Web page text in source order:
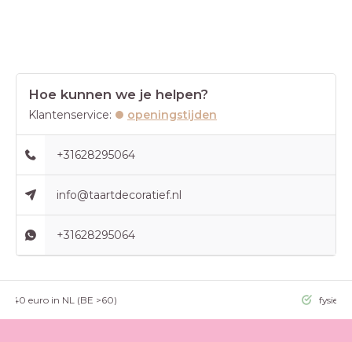
Hoe kunnen we je helpen?
Klantenservice: openingstijden
+31628295064
info@taartdecoratief.nl
+31628295064
>40 euro in NL (BE >60) fysieke